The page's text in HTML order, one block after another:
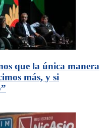
que la única manera
más, y si